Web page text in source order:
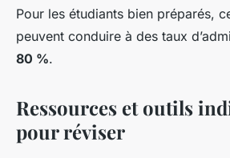
Pour les étudiants bien préparés,
peuvent conduire à des taux
80 %.
Ressources et outils
pour réviser